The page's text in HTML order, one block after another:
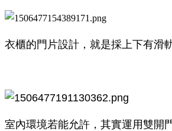
衣櫃的門片設計，就是採上下有滑
室內環境若能允許，其實運用雙開